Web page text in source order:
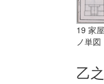
19 家
ノ単図
乙